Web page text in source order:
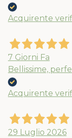
Acquirente
7 Giorni Fa
Bellissime,
Acquirente
29 Luglio 2026